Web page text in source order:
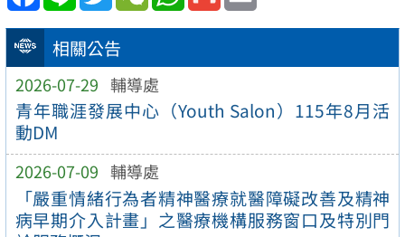
相關公告
2026-07-29 輔導處
青年職涯發展中心（Youth Salon）115年8月活
動DM
2026-07-09 輔導處
「嚴重情緒行為者精神醫療就醫障礙改善及精神
病早期介入計畫」之醫療機構服務窗口及特別門